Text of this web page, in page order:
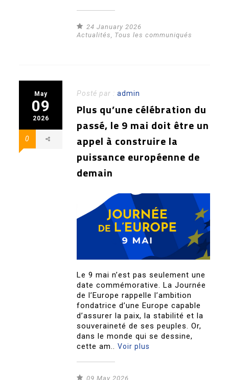
24 January 2026
Actualités
Tous les communiqués
May
09
2026
0
Posté par :admin
Plus qu’une célébration du
passé, le 9 mai doit être un
appel à construire la
puissance européenne de
demain
Le 9 mai n’est pas seulement une
date commémorative. La Journée
de l’Europe rappelle l’ambition
fondatrice d’une Europe capable
d’assurer la paix, la stabilité et la
souveraineté de ses peuples. Or,
dans le monde qui se dessine,
cette am..Voir plus
09 May 2026